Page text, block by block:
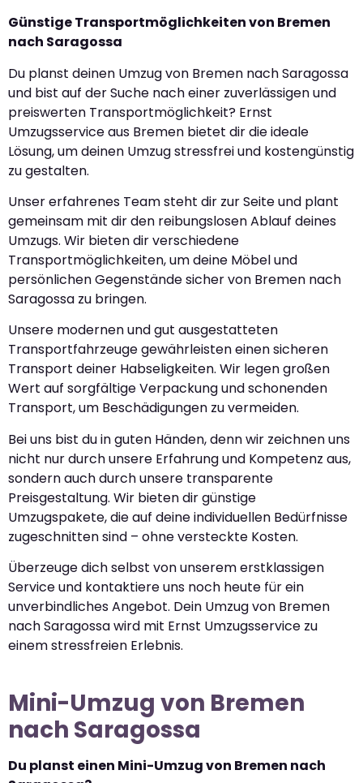
Günstige Transportmöglichkeiten von Bremen
nach Saragossa
Du planst deinen Umzug von Bremen nach Saragossa
und bist auf der Suche nach einer zuverlässigen und
preiswerten Transportmöglichkeit? Ernst
Umzugsservice aus Bremen bietet dir die ideale
Lösung, um deinen Umzug stressfrei und kostengünstig
zu gestalten.
Unser erfahrenes Team steht dir zur Seite und plant
gemeinsam mit dir den reibungslosen Ablauf deines
Umzugs. Wir bieten dir verschiedene
Transportmöglichkeiten, um deine Möbel und
persönlichen Gegenstände sicher von Bremen nach
Saragossa zu bringen.
Unsere modernen und gut ausgestatteten
Transportfahrzeuge gewährleisten einen sicheren
Transport deiner Habseligkeiten. Wir legen großen
Wert auf sorgfältige Verpackung und schonenden
Transport, um Beschädigungen zu vermeiden.
Bei uns bist du in guten Händen, denn wir zeichnen uns
nicht nur durch unsere Erfahrung und Kompetenz aus,
sondern auch durch unsere transparente
Preisgestaltung. Wir bieten dir günstige
Umzugspakete, die auf deine individuellen Bedürfnisse
zugeschnitten sind – ohne versteckte Kosten.
Überzeuge dich selbst von unserem erstklassigen
Service und kontaktiere uns noch heute für ein
unverbindliches Angebot. Dein Umzug von Bremen
nach Saragossa wird mit Ernst Umzugsservice zu
einem stressfreien Erlebnis.
Mini-Umzug von Bremen
nach Saragossa
Du planst einen Mini-Umzug von Bremen nach